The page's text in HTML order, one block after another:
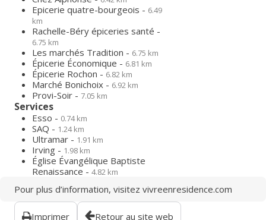
Epicerie quatre-bourgeois - 6.49
km
Rachelle-Béry épiceries santé -
6.75 km
Les marchés Tradition - 6.75 km
Épicerie Économique - 6.81 km
Épicerie Rochon - 6.82 km
Marché Bonichoix - 6.92 km
Provi-Soir - 7.05 km
Services
Esso - 0.74 km
SAQ - 1.24 km
Ultramar - 1.91 km
Irving - 1.98 km
Église Évangélique Baptiste
Renaissance - 4.82 km
Pour plus d’information, visitez vivreenresidence.com
Imprimer Retour au site web